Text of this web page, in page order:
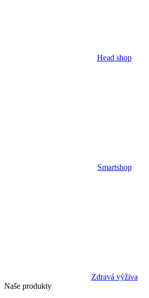
Head shop
Smartshop
Zdravá výživa
Naše produkty